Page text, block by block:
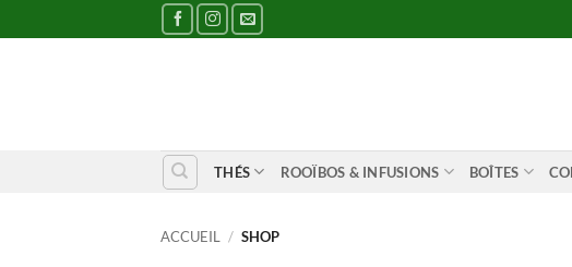
au
THÉS ROOÏBOS & INFUSIONS BOÎTES
ACCUEIL / SHOP